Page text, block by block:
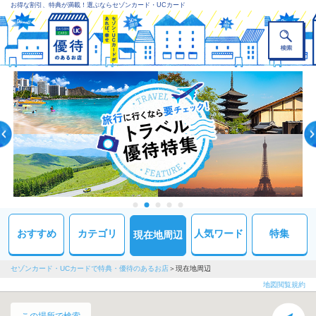
お得な割引、特典が満載！選ぶならセゾンカード・UCカード
おすすめ カテゴリ 現在地周辺 人気ワード 特集
セゾンカード・UCカードで特典・優待のあるお店 現在地周辺
地図閲覧規約